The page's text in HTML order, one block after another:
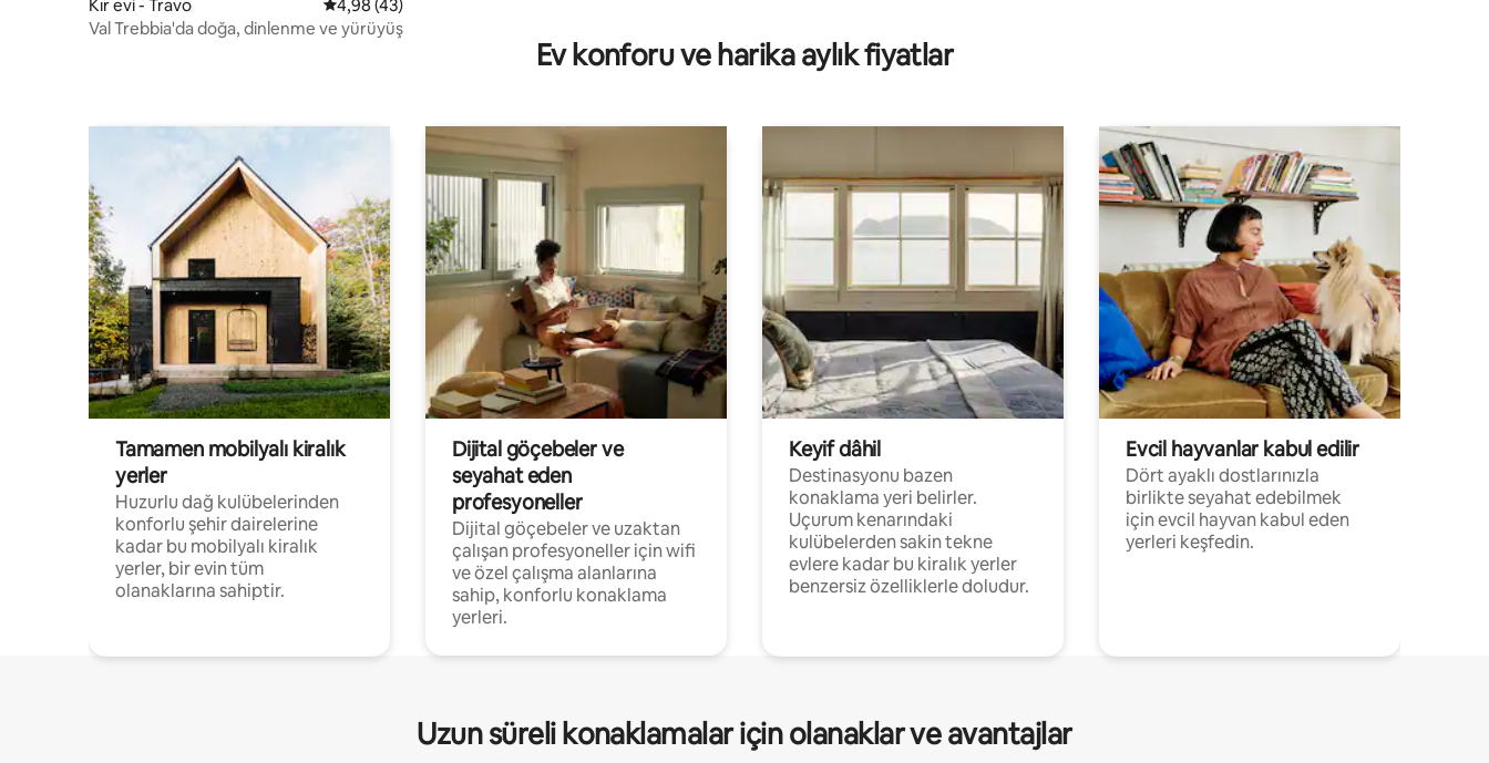
Kır evi - Travo 5 üzerinden ortalama 4,98 puan, 43 değerlendirme
4,98 (43)
Val Trebbia'da doğa, dinlenme ve yürüyüş
Ev konforu ve harika aylık fiyatlar
Tamamen mobilyalı kiralık
yerler
Huzurlu dağ kulübelerinden
konforlu şehir dairelerine
kadar bu mobilyalı kiralık
yerler, bir evin tüm
olanaklarına sahiptir.
Dijital göçebeler ve
seyahat eden
profesyoneller
Dijital göçebeler ve uzaktan
çalışan profesyoneller için wifi
ve özel çalışma alanlarına
sahip, konforlu konaklama
yerleri.
Keyif dâhil
Destinasyonu bazen
konaklama yeri belirler.
Uçurum kenarındaki
kulübelerden sakin tekne
evlere kadar bu kiralık yerler
benzersiz özelliklerle doludur.
Evcil hayvanlar kabul edilir
Dört ayaklı dostlarınızla
birlikte seyahat edebilmek
için evcil hayvan kabul eden
yerleri keşfedin.
Uzun süreli konaklamalar için olanaklar ve avantajlar